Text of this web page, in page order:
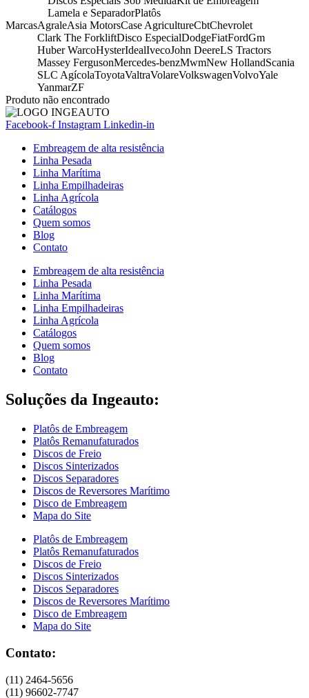
Lamela e SeparadorPlatôs
MarcasAgraleAsia MotorsCase AgricultureCbtChevrolet
Clark The ForkliftDisco EspecialDodgeFiatFordGm
Huber WarcoHysterIdealIvecoJohn DeereLS Tractors
Massey FergusonMercedes-benzMwmNew HollandScania
SLC AgícolaToyotaValtraVolareVolkswagenVolvoYale
YanmarZF
Produto não encontrado
Facebook-f Instagram Linkedin-in
Embreagem de alta resistência
Linha Pesada
Linha Marítima
Linha Empilhadeiras
Linha Agrícola
Catálogos
Quem somos
Blog
Contato
Embreagem de alta resistência
Linha Pesada
Linha Marítima
Linha Empilhadeiras
Linha Agrícola
Catálogos
Quem somos
Blog
Contato
Soluções da Ingeauto:
Platôs de Embreagem
Platôs Remanufaturados
Discos de Freio
Discos Sinterizados
Discos Separadores
Discos de Reversores Marítimo
Disco de Embreagem
Mapa do Site
Platôs de Embreagem
Platôs Remanufaturados
Discos de Freio
Discos Sinterizados
Discos Separadores
Discos de Reversores Marítimo
Disco de Embreagem
Mapa do Site
Contato:
(11) 2464-5656
(11) 96602-7747